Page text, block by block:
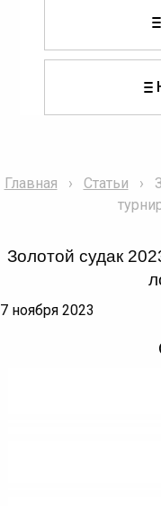
Главная Статьи
Золотой судак
7 ноября 2023